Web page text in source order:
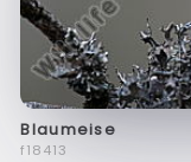
Blaumeise
f18413